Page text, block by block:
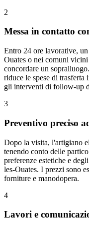
2
Messa in contatto
Entro 24 ore lavorative,
Ouates o nei comuni
concordare un
riduce le spese di
gli interventi di follow-up
3
Preventivo preciso
Dopo la visita, l'artigiano
tenendo conto delle
preferenze estetiche e
les-Ouates. I prezzi sono
forniture e manodopera.
4
Lavori e